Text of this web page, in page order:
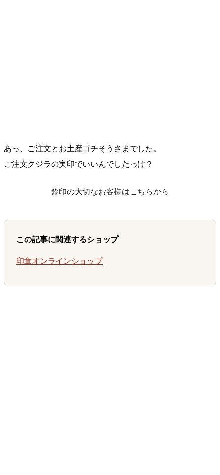
あっ、ご注文とお土産ゴチそうさまでした。
ご注文クジラの実印でいいんでしたっけ？
鈴印の大切なお客様はこちらから
この記事に関連するショップ
印章オンラインショップ